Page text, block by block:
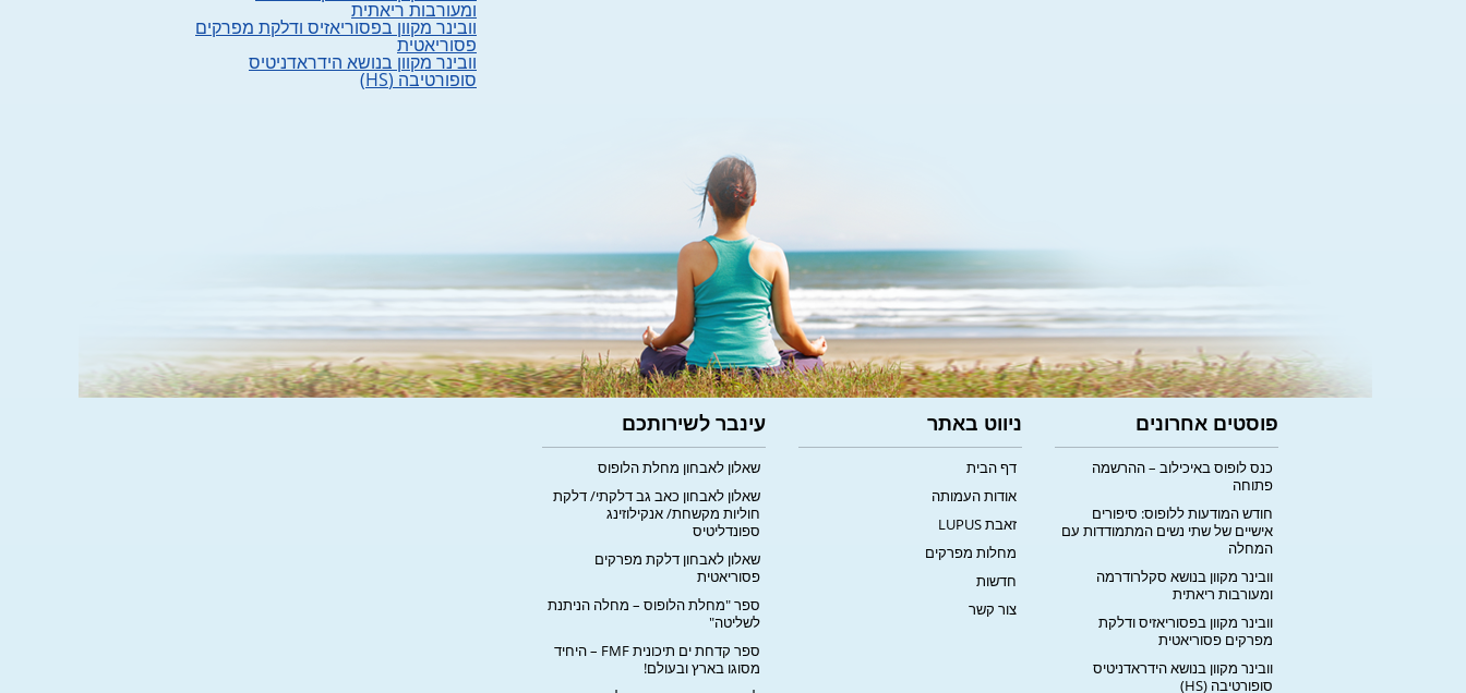
ומעורבות ריאתית
וובינר מקוון בפסוריאזיס ודלקת מפרקים
פסוריאטית
וובינר מקוון בנושא הידראדניטיס
סופורטיבה (HS)
פוסטים אחרונים
כנס לופוס באיכילוב – ההרשמה
פתוחה
חודש המודעות ללופוס: סיפורים
אישיים של שתי נשים המתמודדות עם
המחלה
וובינר מקוון בנושא סקלרודרמה
ומעורבות ריאתית
וובינר מקוון בפסוריאזיס ודלקת
מפרקים פסוריאטית
וובינר מקוון בנושא הידראדניטיס
סופורטיבה (HS)
ניווט באתר
דף הבית
אודות העמותה
זאבת LUPUS
מחלות מפרקים
חדשות
צור קשר
עינבר לשירותכם
שאלון לאבחון מחלת הלופוס
שאלון לאבחון כאב גב דלקתי/ דלקת
חוליות מקשחת/ אנקילוזינג
ספונדליטיס
שאלון לאבחון דלקת מפרקים
פסוריאטית
ספר "מחלת הלופוס – מחלה הניתנת
לשליטה"
ספר קדחת ים תיכונית FMF – היחיד
מסוגו בארץ ובעולם!